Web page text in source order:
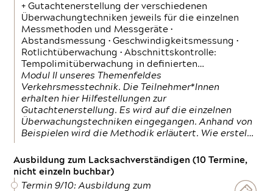
+ Gutachtenerstellung der verschiedenen
Überwachungtechniken jeweils für die einzelnen
Messmethoden und Messgeräte •
Abstandsmessung • Geschwindigkeitsmessung •
Rotlichtüberwachung • Abschnittskontrolle:
Tempolimitüberwachung in definierten…
Modul II unseres Themenfeldes
Verkehrsmesstechnik. Die Teilnehmer*Innen
erhalten hier Hilfestellungen zur
Gutachtenerstellung. Es wird auf die einzelnen
Überwachungstechniken eingegangen. Anhand von
Beispielen wird die Methodik erläutert. Wie erstel…
Ausbildung zum Lacksachverständigen (10 Termine,
nicht einzeln buchbar)
Termin 9/10: Ausbildung zum